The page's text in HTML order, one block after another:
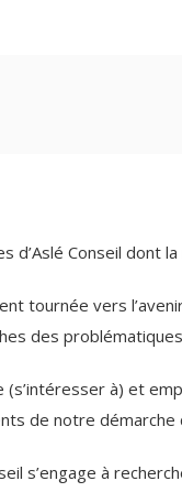
d’Aslé Conseil dont
tournée vers
des
(s’intéresser à) et
de notre démarche
s’engage à